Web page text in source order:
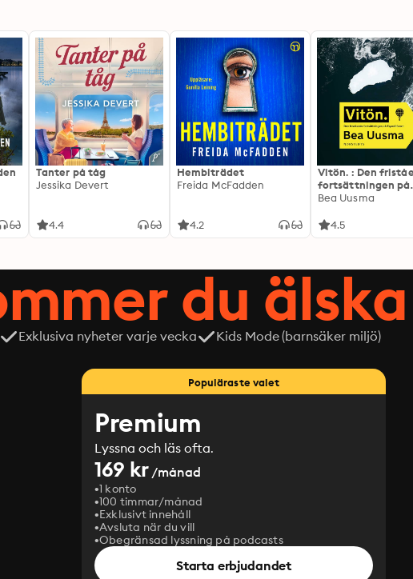
Tanter på tåg
Jessika Devert
4.4
Hembiträdet
Freida McFadden
4.2
Vitön. : Den
fortsättningen på
Expeditionen
Bea Uusma
4.5
du
Exklusiva nyheter varje vecka Kids Mode (barnsäker miljö)
Populäraste valet
Premium
Lyssna och läs ofta.
169 kr/månad
1 konto
100 timmar/månad
Exklusivt innehåll
Avsluta när du vill
Obegränsad lyssning på podcasts
Starta erbjudandet